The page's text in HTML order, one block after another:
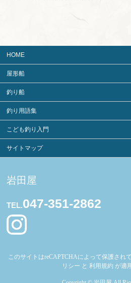
HOME
屋形船
釣り船
釣り用語集
こども釣り入門
サイトマップ
岩田屋
TEL.047-351-2862
このサイトはreCAPTCHAによって保護され
リシー と利用規約 が適